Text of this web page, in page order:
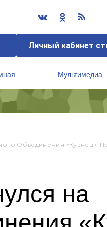
Личный кабинет
Мультимедиа
Объединения «Кузнецк-
на